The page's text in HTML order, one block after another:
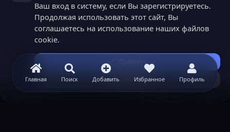
Главная Поиск Добавить Избранное Профиль
Ваш вход в систему, если Вы зарегистрируетесь.
Продолжая использовать этот сайт, Вы
соглашаетесь на использование наших файлов
cookie.
Принять
Узнать больше...